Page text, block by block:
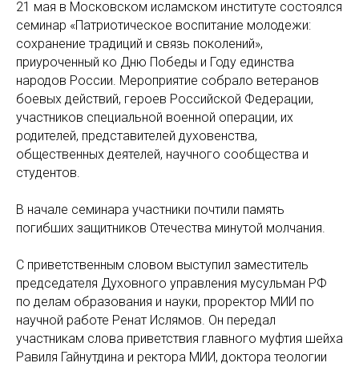
21 мая в Московском исламском институте состоялся
семинар «Патриотическое воспитание молодежи:
сохранение традиций и связь поколений»,
приуроченный ко Дню Победы и Году единства
народов России. Мероприятие собрало ветеранов
боевых действий, героев Российской Федерации,
участников специальной военной операции, их
родителей, представителей духовенства,
общественных деятелей, научного сообщества и
студентов.
В начале семинара участники почтили память
погибших защитников Отечества минутой молчания.
С приветственным словом выступил заместитель
председателя Духовного управления мусульман РФ
по делам образования и науки, проректор МИИ по
научной работе Ренат Ислямов. Он передал
участникам слова приветствия главного муфтия шейха
Равиля Гайнутдина и ректора МИИ, доктора теологии